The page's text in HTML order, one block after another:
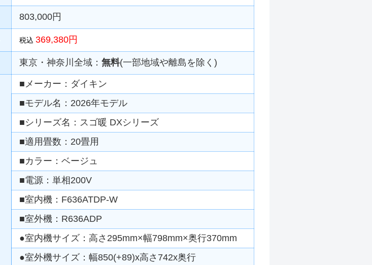
803,000円
税込 369,380円
東京・神奈川全域： 無料(一部地域や離島を除く)
■メーカー：ダイキン
■モデル名：2026年モデル
■シリーズ名：スゴ暖 DXシリーズ
■適用畳数：20畳用
■カラー：ベージュ
■電源：単相200V
■室内機：F636ATDP-W
■室外機：R636ADP
●室内機サイズ：高さ295mm×幅798mm×奥行370mm
●室外機サイズ：幅850(+89)x高さ742x奥行